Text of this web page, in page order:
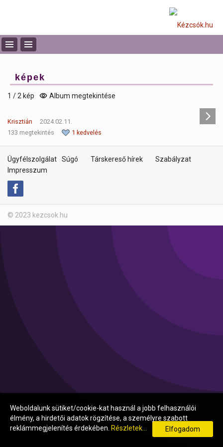
képek
1 / 2 kép Album megtekintése
Krisztián
2024.02.11.
133 megtekintés
1 kedvelés
Ügyfélszolgálat Súgó Társkereső hírek
Szabályzat
Impresszum
© 2023 kezcsok.hu
Weboldalunk sütiket/cookie-kat használ a jobb felhasználói
élmény, a hirdetői adatok rögzítése, a személyre szabott
reklámmegjelenítés érdekében. Részletek... Elfogadom